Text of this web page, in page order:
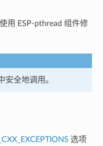
用 ESP-pthread 组件修
安全地调用。
选项